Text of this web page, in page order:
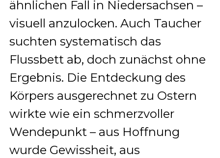
ähnlichen Fall in Niedersachsen –
visuell anzulocken. Auch Taucher
suchten systematisch das
Flussbett ab, doch zunächst ohne
Ergebnis. Die Entdeckung des
Körpers ausgerechnet zu Ostern
wirkte wie ein schmerzvoller
Wendepunkt – aus Hoffnung
wurde Gewissheit, aus